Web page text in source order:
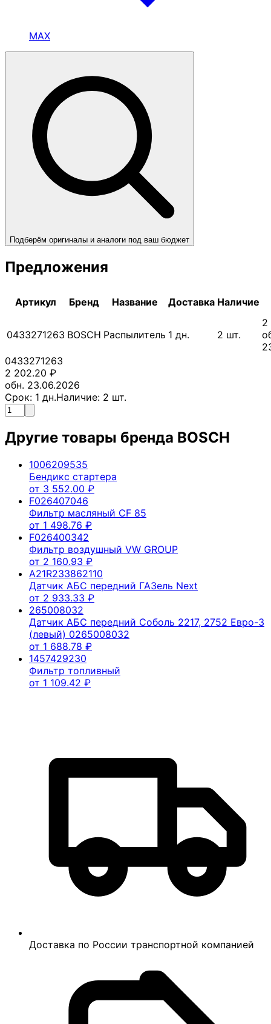
MAX
Подберём оригиналы и аналоги под ваш бюджет
Предложения
Артикул Бренд Название Доставка Наличие
0433271263 BOSCH Распылитель 1 дн. 2 шт.
2
0433271263
2 202.20 ₽
обн. 23.06.2026
Срок: 1 дн.Наличие: 2 шт.
Другие товары бренда BOSCH
1006209535
Бендикс стартера
от 3 552.00 ₽
F026407046
Фильтр масляный CF 85
от 1 498.76 ₽
F026400342
Фильтр воздушный VW GROUP
от 2 160.93 ₽
A21R233862110
Датчик АБС передний ГАЗель Next
от 2 933.33 ₽
265008032
Датчик АБС передний Соболь 2217, 2752 Евро-3
(левый) 0265008032
от 1 688.78 ₽
1457429230
Фильтр топливный
от 1 109.42 ₽
Доставка по России транспортной компанией